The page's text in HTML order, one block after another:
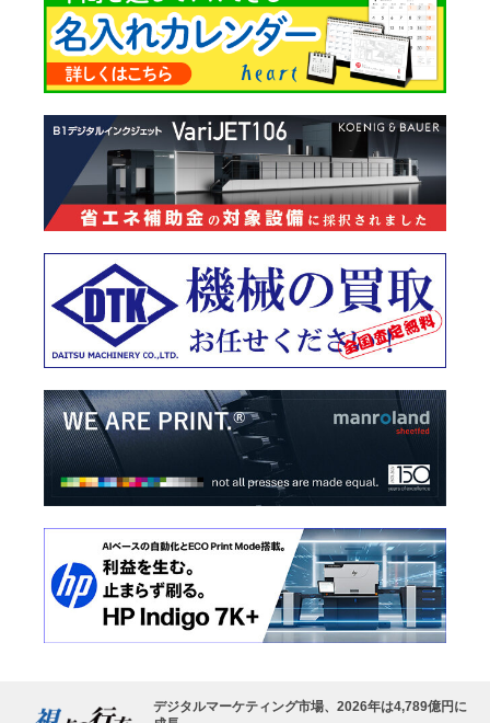
デジタルマーケティング市場、2026年は4,789億円に